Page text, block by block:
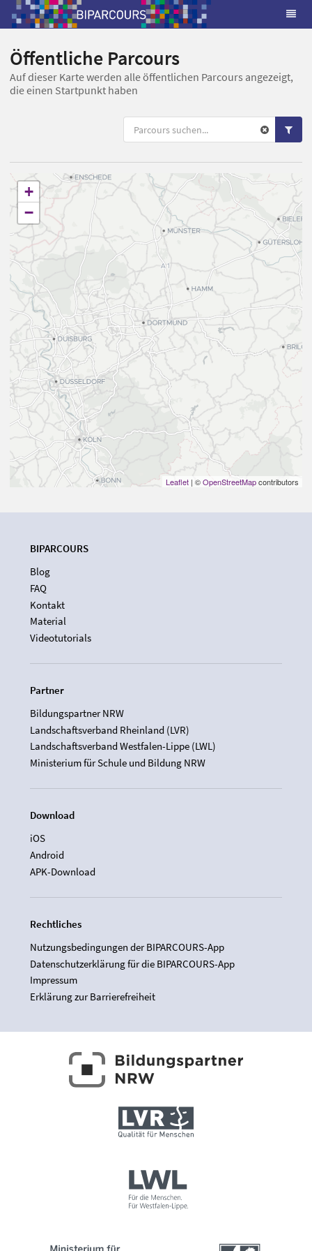
Öffentliche Parcours
Auf dieser Karte werden alle öffentlichen Parcours angezeigt,
die einen Startpunkt haben
+
−
Leaflet | ©OpenStreetMapcontributors
BIPARCOURS
Blog
FAQ
Kontakt
Material
Videotutorials
Partner
Bildungspartner NRW
Landschaftsverband Rheinland (LVR)
Landschaftsverband Westfalen-Lippe (LWL)
Ministerium für Schule und Bildung NRW
Download
iOS
Android
APK-Download
Rechtliches
Nutzungsbedingungen der BIPARCOURS-App
Datenschutzerklärung für die BIPARCOURS-App
Impressum
Erklärung zur Barrierefreiheit